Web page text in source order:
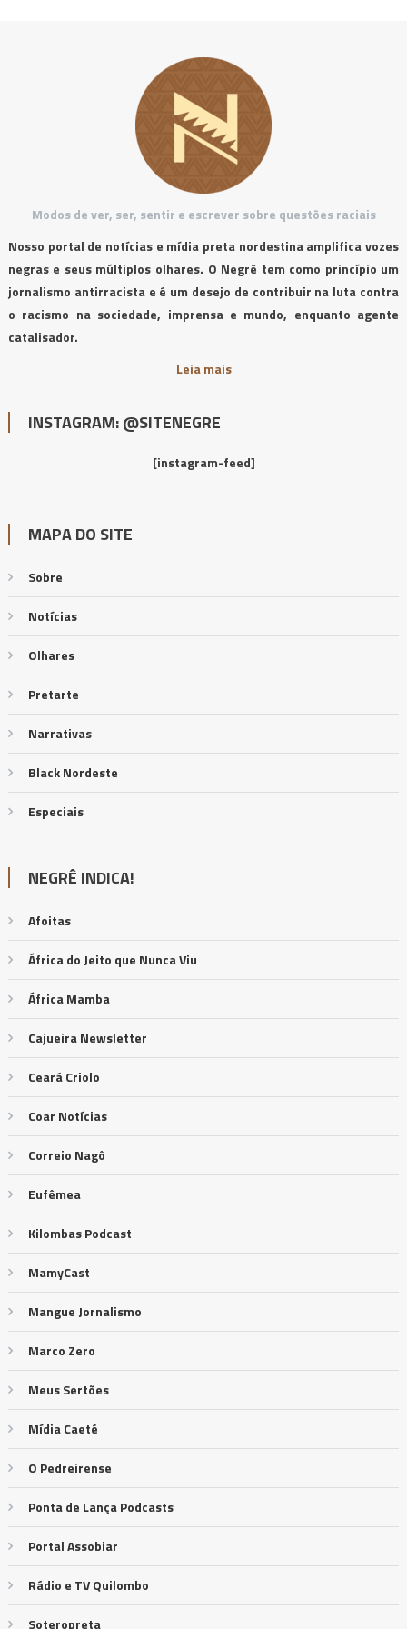
Modos de ver, ser, sentir e escrever sobre questões raciais
Nosso portal de notícias e mídia preta nordestina amplifica vozes
negras e seus múltiplos olhares. O Negrê tem como princípio um
jornalismo antirracista e é um desejo de contribuir na luta contra
o racismo na sociedade, imprensa e mundo, enquanto agente
catalisador.
Leia mais
INSTAGRAM: @SITENEGRE
[instagram-feed]
MAPA DO SITE
Sobre
Notícias
Olhares
Pretarte
Narrativas
Black Nordeste
Especiais
NEGRÊ INDICA!
Afoitas
África do Jeito que Nunca Viu
África Mamba
Cajueira Newsletter
Ceará Criolo
Coar Notícias
Correio Nagô
Eufêmea
Kilombas Podcast
MamyCast
Mangue Jornalismo
Marco Zero
Meus Sertões
Mídia Caeté
O Pedreirense
Ponta de Lança Podcasts
Portal Assobiar
Rádio e TV Quilombo
Soteropreta